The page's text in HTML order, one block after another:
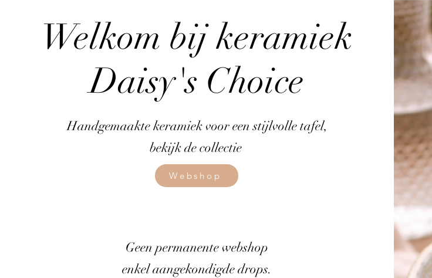
Welkom bij keramiek
Daisy's Choice
Handgemaakte keramiek voor een stijlvolle tafel,
bekijk de collectie
Geen permanente webshop
enkel aangekondigde drops.
Webshop